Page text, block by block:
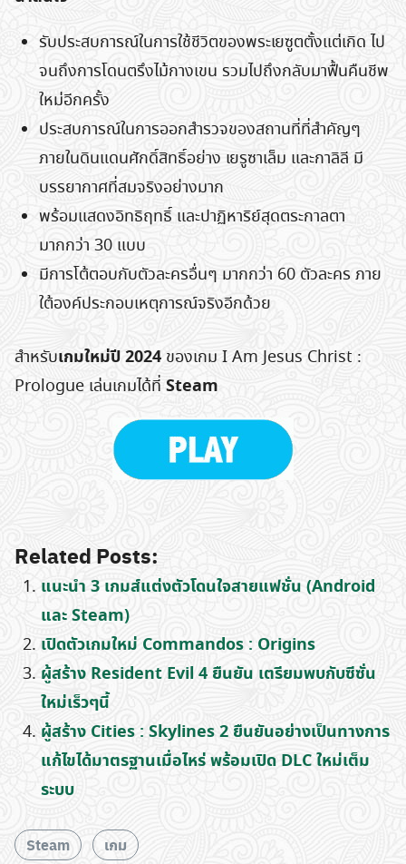
รับประสบการณ์ในการใช้ชีวิตของพระเยซูตตั้งแต่เกิด ไป
จนถึงการโดนตรึงไม้กางเขน รวมไปถึงกลับมาฟื้นคืนชีพ
ใหม่อีกครั้ง
ประสบการณ์ในการออกสำรวจของสถานที่ที่สำคัญๆ
ภายในดินแดนศักดิ์สิทธิ์อย่าง เยรูซาเล็ม และกาลิลี มี
บรรยากาศที่สมจริงอย่างมาก
พร้อมแสดงอิทธิฤทธิ์ และปาฏิหาริย์สุดตระกาลตา
มากกว่า 30 แบบ
มีการโต้ตอบกับตัวละครอื่นๆ มากกว่า 60 ตัวละคร ภาย
ใต้องค์ประกอบเหตุการณ์จริงอีกด้วย
สำหรับเกมใหม่ปี 2024 ของเกม I Am Jesus Christ :
Prologue เล่นเกมได้ที่ Steam
Related Posts:
แนะนำ 3 เกมส์แต่งตัวโดนใจสายแฟชั่น (Android
และ Steam)
เปิดตัวเกมใหม่ Commandos : Origins
ผู้สร้าง Resident Evil 4 ยืนยัน เตรียมพบกับซีซั่น
ใหม่เร็วๆนี้
ผู้สร้าง Cities : Skylines 2 ยืนยันอย่างเป็นทางการ
แก้ไขได้มาตรฐานเมื่อไหร่ พร้อมเปิด DLC ใหม่เต็ม
ระบบ
Steam เกม